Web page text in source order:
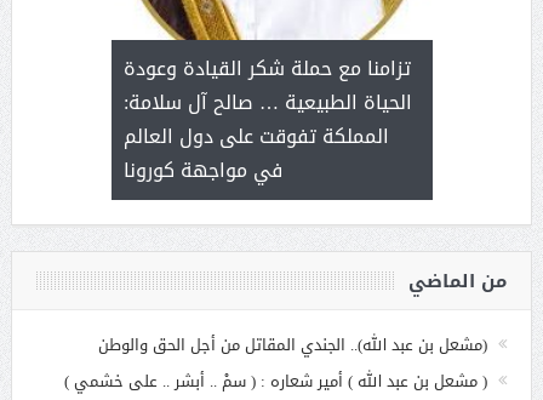
مع
بنت
تزامنا مع حملة شكر القيادة وعودة
الحياة الطبيعية … صالح آل سلامة:
المملكة تفوقت على دول العالم
في مواجهة كورونا
آل شرمه:
على برامج
هي أساس
من الماضي
(مشعل بن عبد الله).. الجندي المقاتل من أجل الحق والوطن
( مشعل بن عبد الله ) أمير شعاره : ( سمْ .. أبشر .. على خشمي )